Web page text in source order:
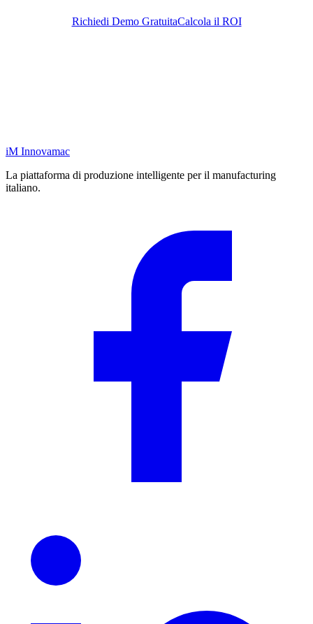
Richiedi Demo GratuitaCalcola il ROI
iM Innovamac
La piattaforma di produzione intelligente per il manufacturing
italiano.